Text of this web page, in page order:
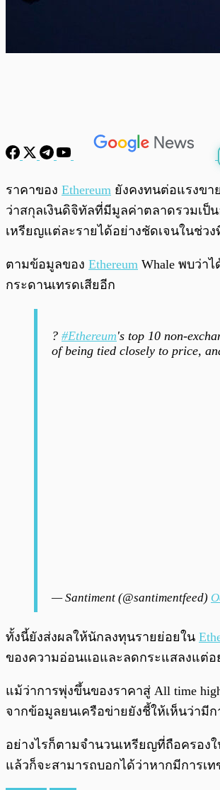
พร้อมเล่น
ราคาของ Ethereum ยังคงทนต่อแรงข
ว่าสกุลเงินดิจิทัลที่มีมูลค่าตลาดรวมเป็
เหรียญแต่ละรายได้อย่างชัดเจนในช่ว
ตามข้อมูลของ Ethereum Whale พบว่า
กระดานเทรดเสียอีก
? #Ethereum's top 10 non-
of being tied closely to price,
— Santiment (@santimentfeed)
ทั้งนี้ยังส่งผลให้นักลงทุนรายย่อยใน
ของความอ่อนแอและลดกระแสลงแต่อ
แม้ว่าการพุ่งขึ้นของราคาสู่ All time
จากข้อมูลยนเครือข่ายยังชี้ให้เห็นว่ามี
อย่างไรก็ตามจำนวนเหรียญที่ถือครอง
แล้วก็จะสามารถบอกได้ว่าหากมีการเ